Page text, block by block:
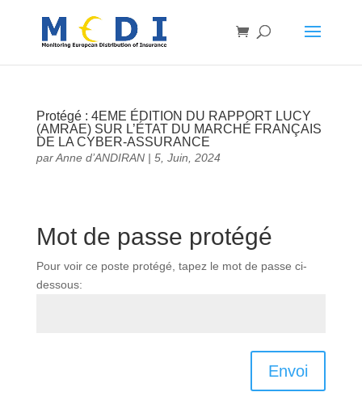
Protégé : 4EME ÉDITION DU RAPPORT LUCY
(AMRAE) SUR L’ÉTAT DU MARCHÉ FRANÇAIS
DE LA CYBER-ASSURANCE
parAnne d’ANDIRAN| 5, Juin, 2024
Mot de passe protégé
Pour voir ce poste protégé, tapez le mot de passe ci-
dessous:
Envoi